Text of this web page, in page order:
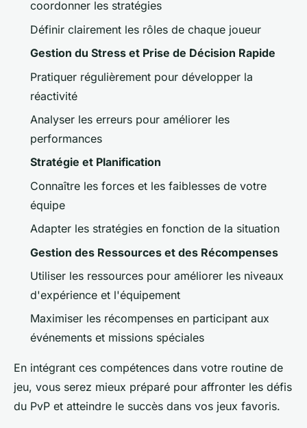
coordonner les stratégies
Définir clairement les rôles de chaque joueur
Gestion du Stress et Prise de Décision Rapide
Pratiquer régulièrement pour développer la
réactivité
Analyser les erreurs pour améliorer les
performances
Stratégie et Planification
Connaître les forces et les faiblesses de votre
équipe
Adapter les stratégies en fonction de la situation
Gestion des Ressources et des Récompenses
Utiliser les ressources pour améliorer les niveaux
d'expérience et l'équipement
Maximiser les récompenses en participant aux
événements et missions spéciales
En intégrant ces compétences dans votre routine de
jeu, vous serez mieux préparé pour affronter les défis
du PvP et atteindre le succès dans vos jeux favoris.